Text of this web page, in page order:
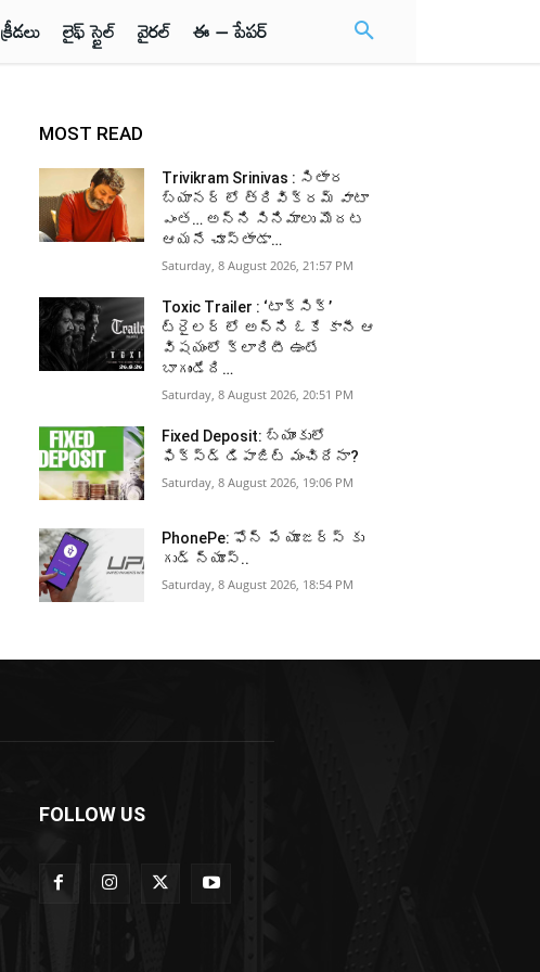
క్రీడలు లైఫ్ స్టైల్ వైరల్ ఈ – పేపర్
MOST READ
Trivikram Srinivas : సితార
బ్యానర్ లో త్రివిక్రమ్ వాటా
ఎంత… అన్ని సినిమాలు మొదట
ఆయనే చూస్తాడా…
Saturday, 8 August 2026, 21:57 PM
Toxic Trailer : ‘టాక్సిక్’
ట్రైలర్ లో అన్ని ఓకే కానీ ఆ
విషయంలో క్లారిటీ ఉంటే
బాగుండేది…
Saturday, 8 August 2026, 20:51 PM
Fixed Deposit: బ్యాంకులో
ఫిక్స్డ్ డిపాజిట్ మంచిదేనా?
Saturday, 8 August 2026, 19:06 PM
PhonePe: ఫోన్ పే యూజర్స్ కు
గుడ్ న్యూస్..
Saturday, 8 August 2026, 18:54 PM
FOLLOW US